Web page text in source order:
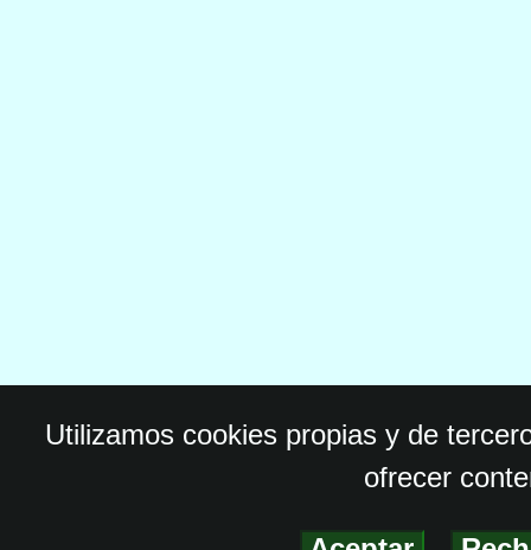
Utilizamos cookies propias y de
ofrecer